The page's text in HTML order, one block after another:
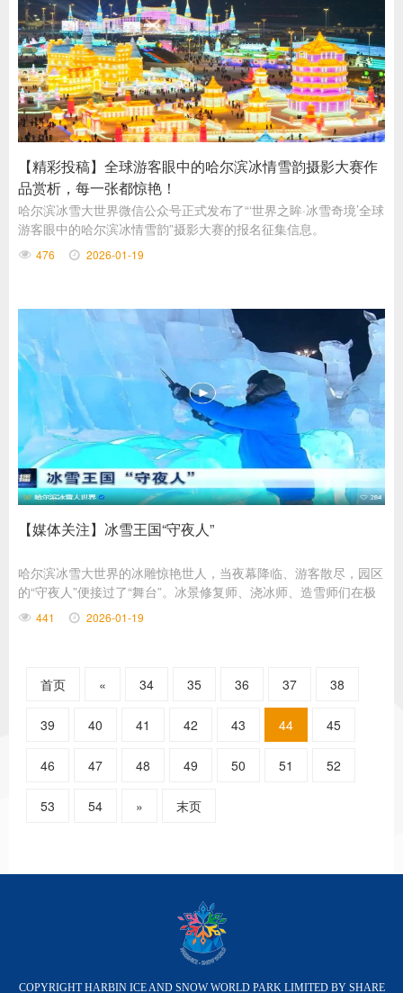
【精彩投稿】全球游客眼中的哈尔滨冰情雪韵摄影大赛作
品赏析，每一张都惊艳！
哈尔滨冰雪大世界微信公众号正式发布了“‘世界之眸·冰雪奇境’全球
游客眼中的哈尔滨冰情雪韵”摄影大赛的报名征集信息。
476 2026-01-19
【媒体关注】冰雪王国“守夜人”
哈尔滨冰雪大世界的冰雕惊艳世人，当夜幕降临、游客散尽，园区
的“守夜人”便接过了“舞台”。冰景修复师、浇冰师、造雪师们在极
寒中默默劳作，用坚守与匠心为冰雪延续光彩，他们的故事，是比
冰雕更让人心动的温暖篇章。
441 2026-01-19
首页 « 34 35 36 37 38
39 40 41 42 43 44 45
46 47 48 49 50 51 52
53 54 » 末页
COPYRIGHT HARBIN ICE AND SNOW WORLD PARK LIMITED BY SHARE